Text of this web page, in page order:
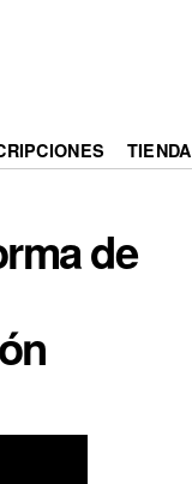
TIENDA
de